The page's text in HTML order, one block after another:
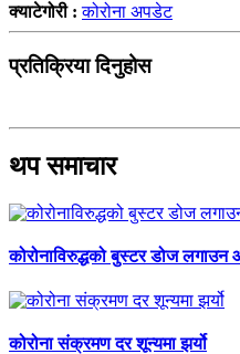
क्याटेगोरी :कोरोना अपडेट
प्रतिक्रिया दिनुहोस
थप समाचार
कोरोनाविरुद्धको बुस्टर डोज लगाउन
कोरोना संक्रमण दर शून्यमा झर्यो